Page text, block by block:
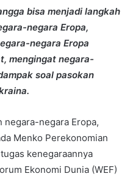
bisa menjadi langkah
negara Eropa,
negara Eropa
mengingat negara-
soal pasokan
negara-negara Eropa,
Menko Perekonomian
kenegaraannya
Ekonomi Dunia (WEF)